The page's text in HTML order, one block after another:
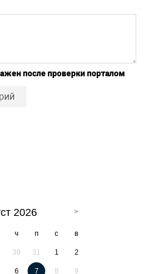
после проверки порталом
2026
ч п с в
30 31 1 2
6 7 8 9